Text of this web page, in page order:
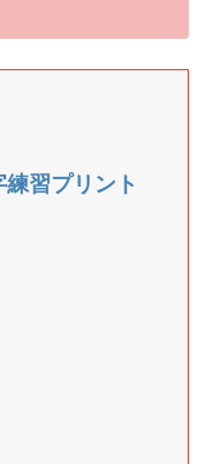
習プリント